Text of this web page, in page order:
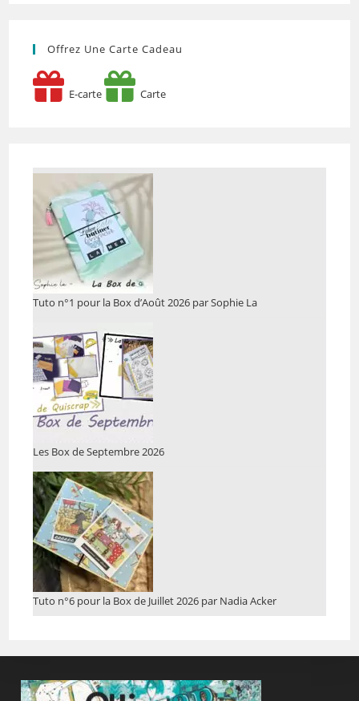
Offrez Une Carte Cadeau
E-carte Carte
Tuto n°1 pour la Box d’Août 2026 par Sophie La
Les Box de Septembre 2026
Tuto n°6 pour la Box de Juillet 2026 par Nadia Acker